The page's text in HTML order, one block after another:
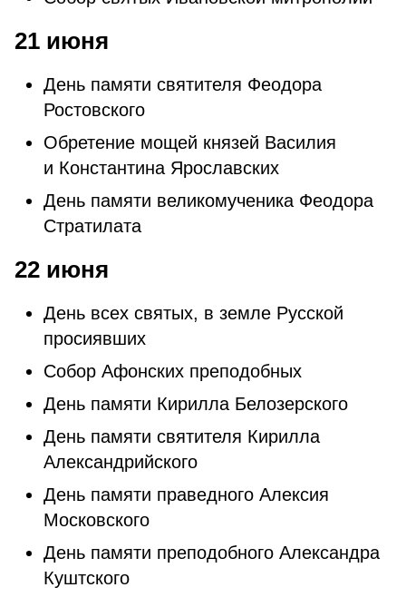
21 июня
День памяти святителя Феодора
Ростовского
Обретение мощей князей Василия
и Константина Ярославских
День памяти великомученика Феодора
Стратилата
22 июня
День всех святых, в земле Русской
просиявших
Собор Афонских преподобных
День памяти Кирилла Белозерского
День памяти святителя Кирилла
Александрийского
День памяти праведного Алексия
Московского
День памяти преподобного Александра
Куштского